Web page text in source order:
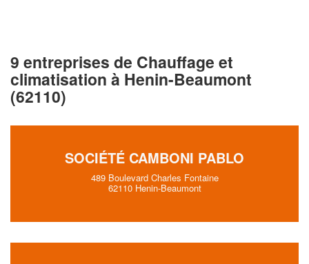
9 entreprises de Chauffage et
climatisation à Henin-Beaumont
(62110)
SOCIÉTÉ CAMBONI PABLO
489 Boulevard Charles Fontaine
62110 Henin-Beaumont